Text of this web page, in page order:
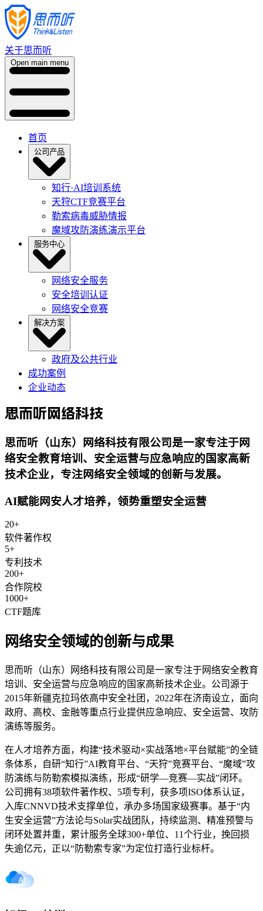
关于思而听
Open main menu
首页
知行·AI培训系统
天狩CTF竞赛平台
勒索病毒威胁情报
魔域攻防演练演示平台
网络安全服务
安全培训认证
网络安全竞赛
政府及公共行业
成功案例
企业动态
思而听 网络科技
思而听（山东）网络科技有限公司是一家专注于网
络安全教育培训、安全运营与应急响应的国家高新
技术企业，专注网络安全领域的创新与发展。
AI赋能网安人才培养，领势重塑安全运营
20+
软件著作权
5+
专利技术
200+
合作院校
1000+
CTF题库
网络安全领域的创新与成果
思而听（山东）网络科技有限公司是一家专注于网络安全教育
培训、安全运营与应急响应的国家高新技术企业。公司源于
2015年新疆克拉玛依高中安全社团，2022年在济南设立，面向
政府、高校、金融等重点行业提供应急响应、安全运营、攻防
演练等服务。
在人才培养方面，构建“技术驱动×实战落地×平台赋能”的全链
条体系，自研“知行”AI教育平台、“天狩”竞赛平台、“魔域”攻
防演练与防勒索模拟演练，形成“研学—竞赛—实战”闭环。
公司拥有38项软件著作权、5项专利，获多项ISO体系认证，
入库CNNVD技术支撑单位，承办多场国家级赛事。基于“内
生安全运营”方法论与Solar实战团队，持续监测、精准预警与
闭环处置并重，累计服务全球300+单位、11个行业，挽回损
失逾亿元，正以“防勒索专家”为定位打造行业标杆。